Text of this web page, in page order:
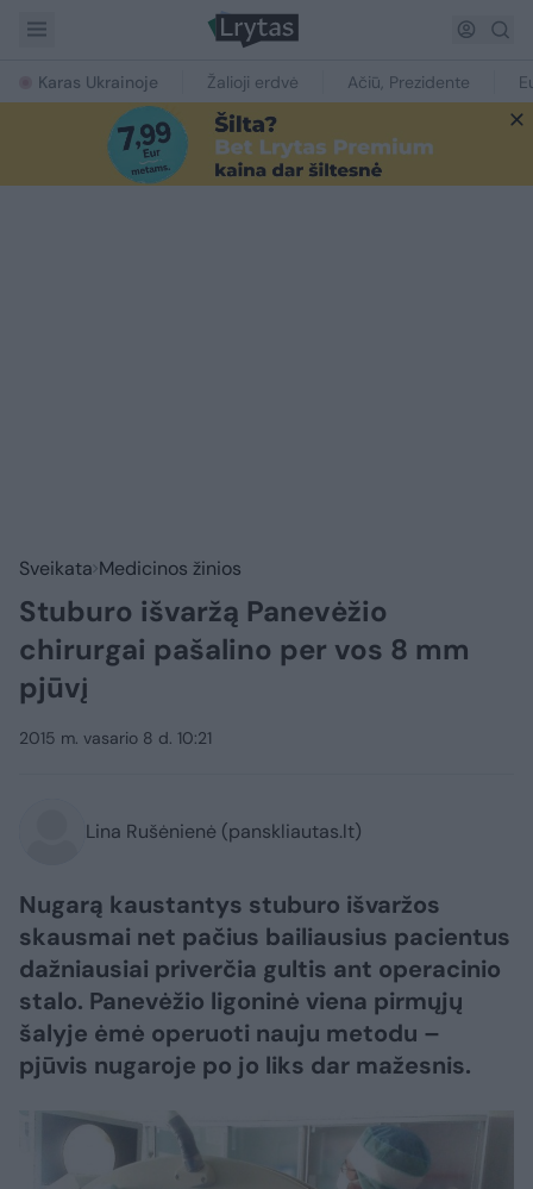
Karas Ukrainoje Žalioji erdvė Ačiū, Prezidente
Sveikata Medicinos žinios
Stuburo išvaržą Panevėžio
chirurgai pašalino per vos 8 mm
pjūvį
2015 m. vasario 8 d. 10:21
Lina Rušėnienė (panskliautas.lt)
Nugarą kaustantys stuburo išvaržos
skausmai net pačius bailiausius pacientus
dažniausiai priverčia gultis ant operacinio
stalo. Panevėžio ligoninė viena pirmųjų
šalyje ėmė operuoti nauju metodu –
pjūvis nugaroje po jo liks dar mažesnis.